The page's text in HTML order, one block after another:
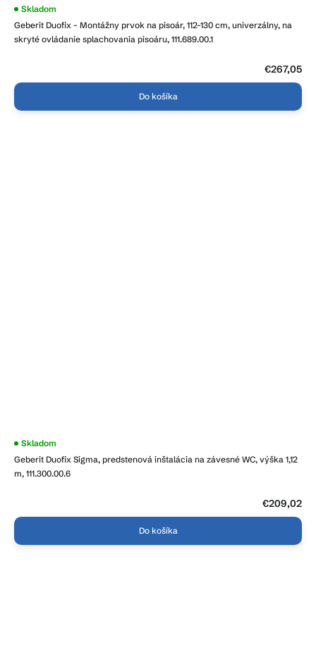
Geberit Duofix - Montážny prvok na pisoár, 112-130 cm, univerzálny, na
skryté ovládanie splachovania pisoáru, 111.689.00.1
Skladom
€267,05
Do košíka
Geberit Duofix Sigma, predstenová inštalácia na závesné WC, výška 1,12
m, 111.300.00.6
Skladom
€209,02
Do košíka